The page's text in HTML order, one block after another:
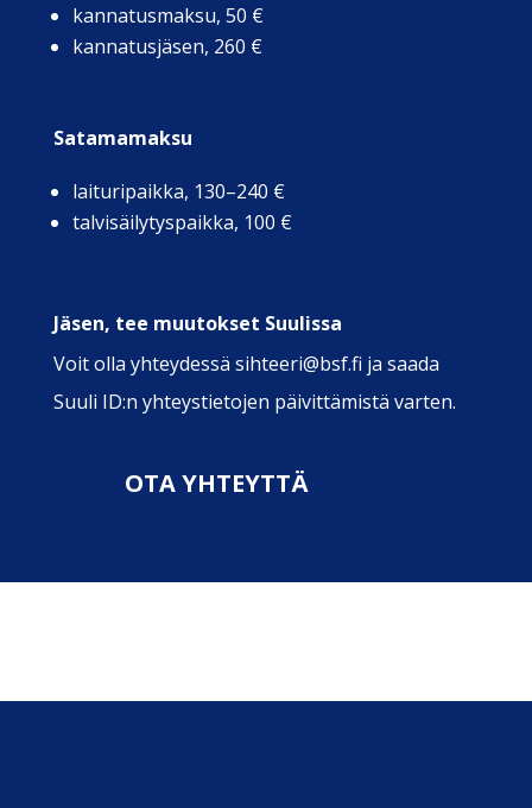
kannatusmaksu, 50 €
kannatusjäsen, 260 €
Satamamaksu
laituripaikka, 130–240 €
talvisäilytyspaikka, 100 €
Jäsen, tee muutokset Suulissa
Voit olla yhteydessä sihteeri@bsf.fi ja saada
Suuli ID:n yhteystietojen päivittämistä varten.
OTA YHTEYTTÄ
Liity Suomen vanhimpaan urheiluseuraan